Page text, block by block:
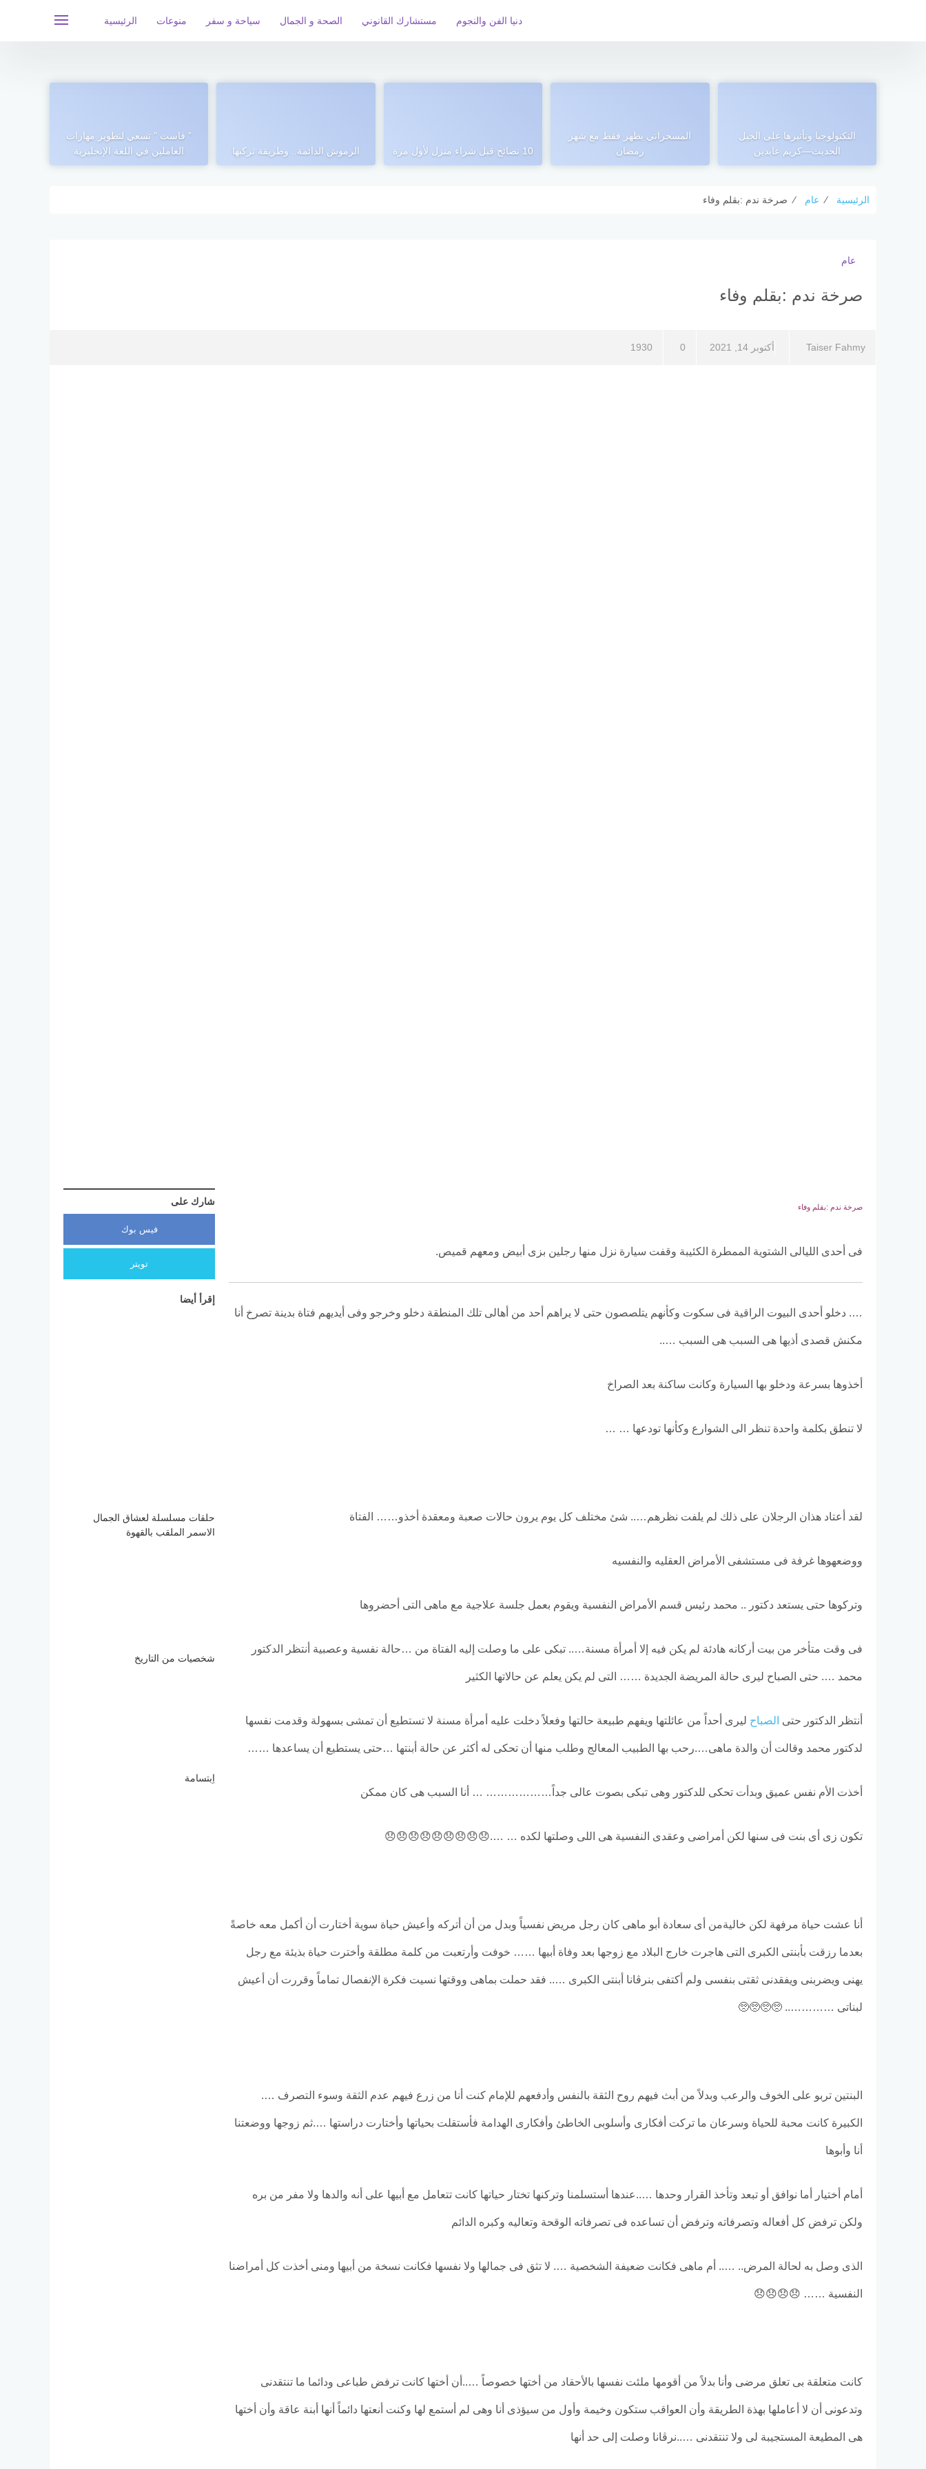
الرئيسية منوعات سياحة و سفر الصحة و الجمال مستشارك القانوني دنيا الفن والنجوم
” فاست ” تسعي لتطوير مهارات
العاملين في اللغة الإنجليزية
الرموش الدائمة.. وطريقة تركبها 10 نصائح قبل شراء منزل لأول مرة
المسحراتي يظهر فقط مع شهر
رمضان
التكنولوجيا وتأثيرها على الجيل
الحديث—كريم عابدين
الرئيسية ⁄ عام ⁄ صرخة ندم :بقلم وفاء
عام
صرخة ندم :بقلم وفاء
Taiser Fahmy أكتوبر 14, 2021 0
1930
شارك على
فيس بوك
تويتر
إقرأ أيضا
حلقات مسلسلة لعشاق الجمال
الاسمر الملقب بالقهوة
شخصيات من التاريخ
اِبتسامة
صرخة ندم :بقلم وفاء
فى أحدى الليالى الشتوية الممطرة الكئيبة وقفت سيارة نزل منها رجلين بزى أبيض ومعهم قميص.
…. دخلو أحدى البيوت الراقية فى سكوت وكأنهم يتلصصون حتى لا يراهم أحد من أهالى تلك المنطقة دخلو وخرجو وفى أيديهم فتاة بدينة تصرخ أنا
مكنش قصدى أذيها هى السبب هى السبب …..
أخذوها بسرعة ودخلو بها السيارة وكانت ساكنة بعد الصراخ
لا تنطق بكلمة واحدة تنظر الى الشوارع وكأنها تودعها … …
لقد أعتاد هذان الرجلان على ذلك لم يلفت نظرهم….. شئ مختلف كل يوم يرون حالات صعبة ومعقدة أخذو…… الفتاة
ووضعهوها غرفة فى مستشفى الأمراض العقليه والنفسيه
وتركوها حتى يستعد دكتور .. محمد رئيس قسم الأمراض النفسية ويقوم بعمل جلسة علاجية مع ماهى التى أحضروها
فى وقت متأخر من بيت أركانه هادئة لم يكن فيه إلا أمرأة مسنة….. تبكى على ما وصلت إليه الفتاة من …حالة نفسية وعصبية أنتظر الدكتور
محمد …. حتى الصباح ليرى حالة المريضة الجديدة …… التى لم يكن يعلم عن حالاتها الكثير
أنتظر الدكتور حتى الصباح ليرى أحداً من عائلتها ويفهم طبيعة حالتها وفعلاً دخلت عليه أمرأة مسنة لا تستطيع أن تمشى بسهولة وقدمت نفسها
لدكتور محمد وقالت أن والدة ماهى….رحب بها الطبيب المعالج وطلب منها أن تحكى له أكثر عن حالة أبنتها …حتى يستطيع أن يساعدها ……
أخذت الأم نفس عميق وبدأت تحكى للدكتور وهى تبكى بصوت عالى جداً……………… … أنا السبب هى كان ممكن
تكون زى أى بنت فى سنها لكن أمراضى وعقدى النفسية هى اللى وصلتها لكده … ….😞😞😞😞😞😞😞😞😞
أنا عشت حياة مرفهة لكن خاليةمن أى سعادة أبو ماهى كان رجل مريض نفسياً وبدل من أن أتركه وأعيش حياة سوية أختارت أن أكمل معه خاصةً
بعدما رزقت بأبنتى الكبرى التى هاجرت خارج البلاد مع زوجها بعد وفاة أبيها …… خوفت وأرتعبت من كلمة مطلقة وأخترت حياة بذيئة مع رجل
يهنى ويضربنى ويفقدنى ثقتى بنفسى ولم أكتفى بنرڤانا أبنتى الكبرى ….. فقد حملت بماهى ووقتها نسيت فكرة الإنفصال تماماً وقررت أن أعيش
لبناتى ………….. 🥺🥺🥺🥺
البنتين تربو على الخوف والرعب وبدلاً من أبث فيهم روح الثقة بالنفس وأدفعهم للإمام كنت أنا من زرع فيهم عدم الثقة وسوء التصرف ….
الكبيرة كانت محبة للحياة وسرعان ما تركت أفكارى وأسلوبى الخاطئ وأفكارى الهدامة فأستقلت بحياتها وأختارت دراستها ….ثم زوجها ووضعتنا
أنا وأبوها
أمام أختيار أما نوافق أو تبعد وتأخذ القرار وحدها …..عندها أستسلمنا وتركنها تختار حياتها كانت تتعامل مع أبيها على أنه والدها ولا مفر من بره
ولكن ترفض كل أفعاله وتصرفاته وترفض أن تساعده فى تصرفاته الوقحة وتعاليه وكبره الدائم
الذى وصل به لحالة المرض.. ….. أم ماهى فكانت ضعيفة الشخصية …. لا تثق فى جمالها ولا نفسها فكانت نسخة من أبيها ومنى أخذت كل أمراضنا
النفسية …… 😞😞😞😞
كانت متعلقة بى تعلق مرضى وأنا بدلاً من أقومها ملئت نفسها بالأحقاد من أختها خصوصاً …..أن أختها كانت ترفض طباعى ودائما ما تنتقدنى
وتدعونى أن لا أعاملها بهذة الطريقة وأن العواقب ستكون وخيمة وأول من سيؤذى أنا وهى لم أستمع لها وكنت أنعتها دائماً أنها أبنة عاقة وأن أختها
هى المطيعة المستجيبة لى ولا تنتقدنى …..نرڤانا وصلت إلى حد أنها